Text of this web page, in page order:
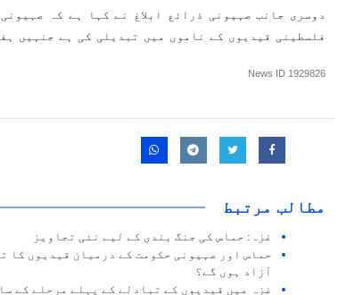
دوسری جانب صہیونی ذرائع ابلاغ نے کہا ہے کہ
فلسطینی قیدیوں کے ناموں میں تبدیلی کی ہے جنہیں
News ID 1929826
مطالب مرتبط
غزہ: حماس کی جنگ بندی کے لیے نئی تجاویز
حماس اور صہیونی حکومت کے درمیان قیدیوں کا
آزاد ہوں گے؟
غزہ میں قیدیوں کے تبادلے کے پہلے مرحلے کے